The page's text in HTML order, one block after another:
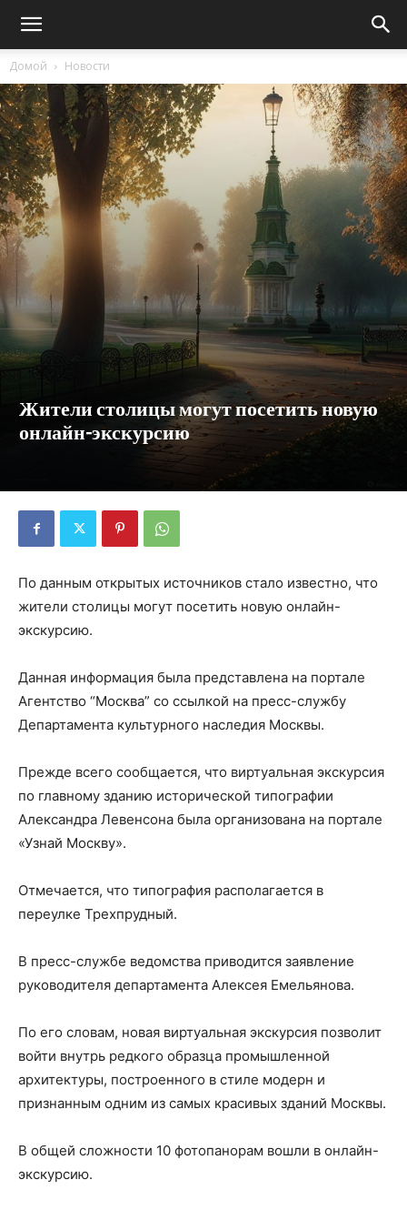
Домой Новости
Жители столицы могут посетить новую
онлайн-экскурсию
По данным открытых источников стало известно, что
жители столицы могут посетить новую онлайн-
экскурсию.
Данная информация была представлена на портале
Агентство “Москва” со ссылкой на пресс-службу
Департамента культурного наследия Москвы.
Прежде всего сообщается, что виртуальная экскурсия
по главному зданию исторической типографии
Александра Левенсона была организована на портале
«Узнай Москву».
Отмечается, что типография располагается в
переулке Трехпрудный.
В пресс-службе ведомства приводится заявление
руководителя департамента Алексея Емельянова.
По его словам, новая виртуальная экскурсия позволит
войти внутрь редкого образца промышленной
архитектуры, построенного в стиле модерн и
признанным одним из самых красивых зданий Москвы.
В общей сложности 10 фотопанорам вошли в онлайн-
экскурсию.